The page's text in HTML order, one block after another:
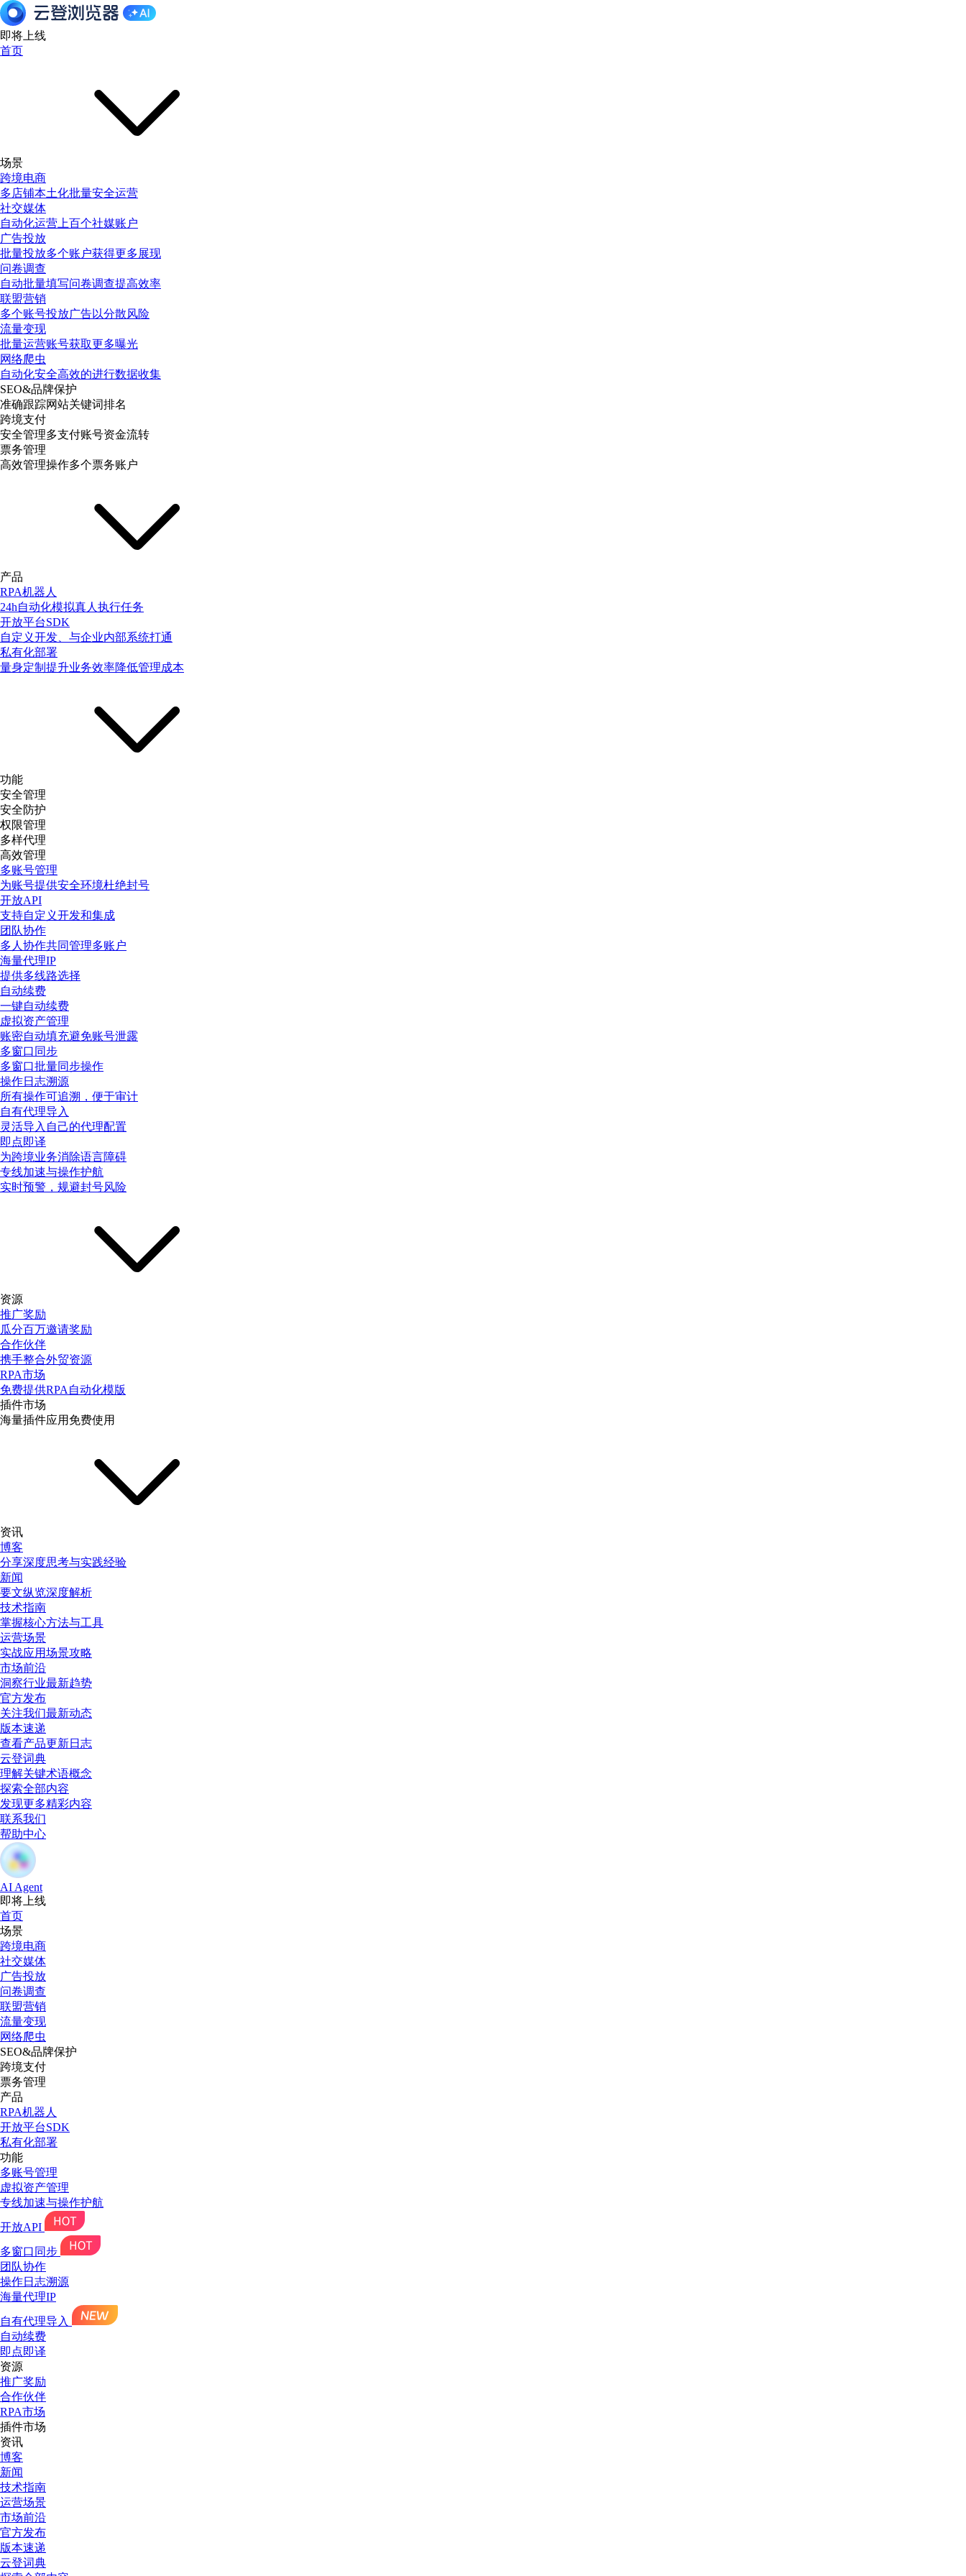
即将上线
首页
场景
跨境电商
多店铺本土化批量安全运营
社交媒体
自动化运营上百个社媒账户
广告投放
批量投放多个账户获得更多展现
问卷调查
自动批量填写问卷调查提高效率
联盟营销
多个账号投放广告以分散风险
流量变现
批量运营账号获取更多曝光
网络爬虫
自动化安全高效的进行数据收集
SEO&品牌保护
准确跟踪网站关键词排名
跨境支付
安全管理多支付账号资金流转
票务管理
高效管理操作多个票务账户
产品
RPA机器人
24h自动化模拟真人执行任务
开放平台SDK
自定义开发、与企业内部系统打通
私有化部署
量身定制提升业务效率降低管理成本
功能
安全管理
安全防护
权限管理
多样代理
高效管理
多账号管理
为账号提供安全环境杜绝封号
开放API
支持自定义开发和集成
团队协作
多人协作共同管理多账户
海量代理IP
提供多线路选择
自动续费
一键自动续费
虚拟资产管理
账密自动填充避免账号泄露
多窗口同步
多窗口批量同步操作
操作日志溯源
所有操作可追溯，便于审计
自有代理导入
灵活导入自己的代理配置
即点即译
为跨境业务消除语言障碍
专线加速与操作护航
实时预警，规避封号风险
资源
推广奖励
瓜分百万邀请奖励
合作伙伴
携手整合外贸资源
RPA市场
免费提供RPA自动化模版
插件市场
海量插件应用免费使用
资讯
博客
分享深度思考与实践经验
新闻
要文纵览深度解析
技术指南
掌握核心方法与工具
运营场景
实战应用场景攻略
市场前沿
洞察行业最新趋势
官方发布
关注我们最新动态
版本速递
查看产品更新日志
云登词典
理解关键术语概念
探索全部内容
发现更多精彩内容
联系我们
帮助中心
AI Agent
即将上线
首页
场景
跨境电商
社交媒体
广告投放
问卷调查
联盟营销
流量变现
网络爬虫
SEO&品牌保护
跨境支付
票务管理
产品
RPA机器人
开放平台SDK
私有化部署
功能
多账号管理
虚拟资产管理
专线加速与操作护航
开放API
多窗口同步
团队协作
操作日志溯源
海量代理IP
自有代理导入
自动续费
即点即译
资源
推广奖励
合作伙伴
RPA市场
插件市场
资讯
博客
新闻
技术指南
运营场景
市场前沿
官方发布
版本速递
云登词典